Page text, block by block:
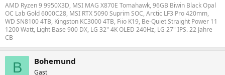
AMD Ryzen 9 9950X3D, MSI MAG X870E Tomahawk, 96GB Biwin Black Opal
OC Lab Gold 6000C28, MSI RTX 5090 Suprim SOC, Arctic LF3 Pro 420mm,
WD SN8100 4TB, Kingston KC3000 4TB, Fiio K19, Be-Quiet Straight Power 11
1200 Watt, Light Base 900 DX, LG 32" 4K OLED 240Hz, LG 27" IPS. 22 Jahre
CB
B Bohemund
Gast